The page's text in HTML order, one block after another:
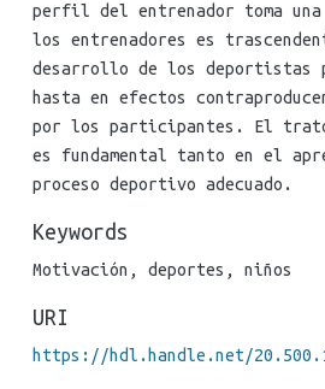
perfil del entrenador toma
los entrenadores es
desarrollo de los deportistas
hasta en efectos
por los participantes. El
es fundamental tanto en el
proceso deportivo adecuado.
Keywords
Motivación , deportes , niños
URI
https://hdl.handle.net/